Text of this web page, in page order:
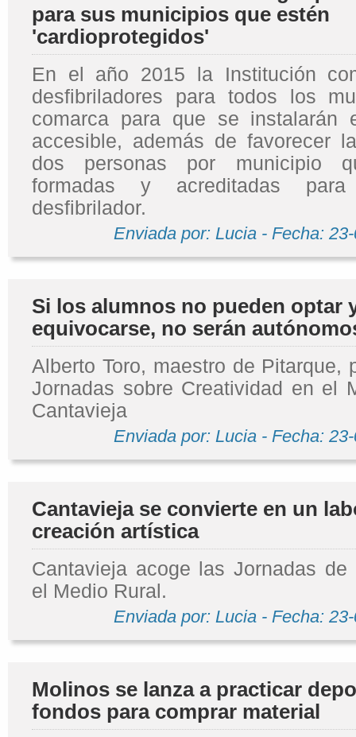
para sus municipios que estén
'cardioprotegidos'
En el año 2015 la Institución
desfibriladores para todos los
comarca para que se instalarán
accesible, además de favorecer
dos personas por municipio
formadas y acreditadas
desfibrilador.
Enviada por: Lucia - Fecha:
Si los alumnos no pueden optar
equivocarse, no serán
Alberto Toro, maestro de Pitarque,
Jornadas sobre Creatividad en el
Cantavieja
Enviada por: Lucia - Fecha:
Cantavieja se convierte en un
creación artística
Cantavieja acoge las Jornadas de
el Medio Rural.
Enviada por: Lucia - Fecha:
Molinos se lanza a practicar
fondos para comprar material